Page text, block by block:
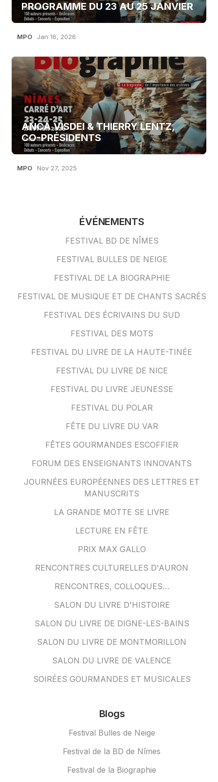
PROGRAMME DU 23 AU 25 JANVIER
MPO Jan 16, 2026
ANCA VISDEI & THIERRY LENTZ,
CO-PRÉSIDENTS
MPO Nov 27, 2025
ÉVÉNEMENTS
FESTIVAL BD DE NÎMES
FESTIVAL BULLES DE NEIGE
FESTIVAL DE LA BIOGRAPHIE
FESTIVAL DE MUSIQUE ET DE CHANTS SACRÉS
FESTIVAL DES ÉCRIVAINS DU SUD
FESTIVAL DES MOTS
FESTIVAL DU LIVRE DE LA HAUTE-TINÉE
FESTIVAL DU LIVRE DE NICE
FESTIVAL DU LIVRE JEUNESSE
FESTIVAL DU POLAR
FÊTE DU LIVRE DU VAR
FÊTES GOURMANDES ESCOFFIER
FORUM DES ENSEIGNANTS INNOVANTS
JOURNÉES EUROPÉENNES DES LETTRES ET
MANUSCRITS
LA GRANDE MOTTE SE LIVRE
LECTURE EN FÊTE
PRIX MAX GALLO
RENCONTRES CULTURELLES D'AURON
RENCONTRES, COLLOQUES…
SALON DU LIVRE D'HISTOIRE
SALON DU LIVRE DE DIGNE-LES-BAINS
SALON DU LIVRE DE MONTMORILLON
SALON DU LIVRE DE VALENCE
SOIRÉES GOURMANDES ET MUSICALES
Blogs
Festival Bulles de Neige
Festival de la BD de Nîmes
Festival de la Biographie